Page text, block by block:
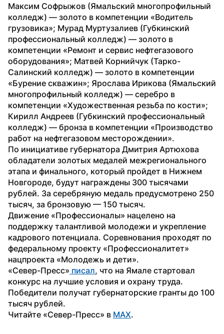
Максим Софрыжов (Ямальский многопрофильный
колледж) — золото в компетенции «Водитель
грузовика»; Мурад Муртузалиев (Губкинский
профессиональный колледж) — золото в
компетенции «Ремонт и сервис нефтегазового
оборудования»; Матвей Корнийчук (Тарко-
Салинский колледж) — золото в компетенции
«Бурение скважин»; Ярослава Ирикова (Ямальский
многопрофильный колледж) — серебро в
компетенции «Художественная резьба по кости»;
Кирилл Андреев (Губкинский профессиональный
колледж) — бронза в компетенции «Производство
работ на нефтегазовом месторождении».
По инициативе губернатора Дмитрия Артюхова
обладатели золотых медалей межрегионального
этапа и финального, который пройдет в Нижнем
Новгороде, будут награждены 300 тысячами
рублей. За серебряную медаль предусмотрено 250
тысяч, за бронзовую — 150 тысяч.
Движение «Профессионалы» нацелено на
поддержку талантливой молодежи и укрепление
кадрового потенциала. Соревнования проходят по
федеральному проекту «Профессионалитет»
нацпроекта «Молодежь и дети».
«Север-Пресс» писал, что на Ямале стартовал
конкурс на лучшие условия и охрану труда.
Победители получат губернаторские гранты до 100
тысяч рублей.
Читайте «Север-Пресс» в MAX.